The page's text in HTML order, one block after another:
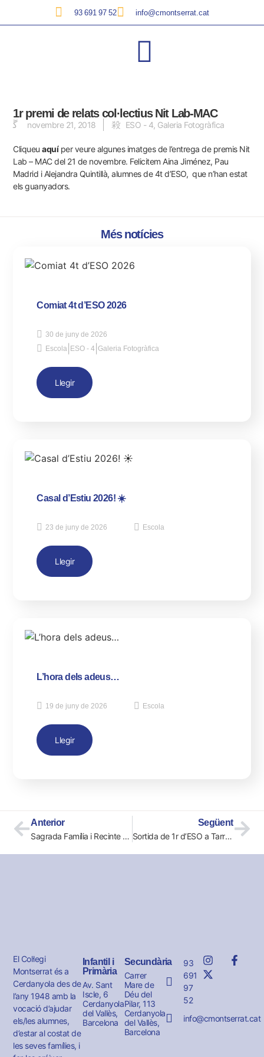
93 691 97 52 info@cmontserrat.cat
1r premi de relats col·lectius Nit Lab-MAC
novembre 21, 2018 ESO - 4 Galeria Fotogràfica
Cliqueuaquíper veure algunes imatges de l’entrega de premis Nit
Lab – MAC del 21 de novembre. Felicitem Aina Jiménez, Pau
Madrid i Alejandra Quintillà, alumnes de 4t d’ESO, que n’han estat
els guanyadors.
Més notícies
Comiat 4t d’ESO 2026
30 de juny de 2026
Escola ESO - 4 |Galeria Fotogràfica
Llegir
Casal d’Estiu 2026! ☀️
23 de juny de 2026 Escola
Llegir
L’hora dels adeus…
19 de juny de 2026 Escola
Llegir
Anterior
Sagrada Família i Recinte Modernista de Sant Pau
Següent
Sortida de 1r d’ESO a Tarragona
El Col·legi
Montserrat és a
Cerdanyola des de
l’any 1948 amb la
vocació d’ajudar
els/les alumnes,
d’estar al costat de
les seves famílies, i
Infantil i
Primària
Av. Sant
Iscle, 6
Cerdanyola
del Vallès,
Barcelona
Secundària
Carrer
Mare de
Déu del
Pilar, 113
Cerdanyola
del Vallès,
Barcelona
93
691
97
52
info@cmontserrat.cat